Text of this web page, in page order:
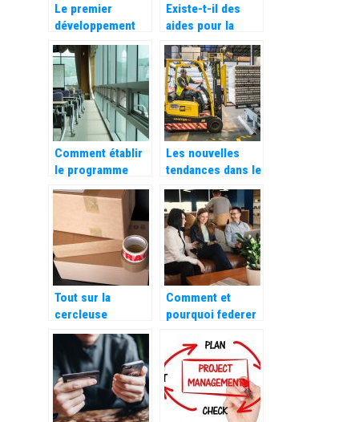
Le premier
développement
est de faire
fonctionner
correctement ce
qui existe déjà
Existe-t-il des
aides pour la
gestion d’une
association ?
Comment établir
le programme
d’un évènement ?
Les nouvelles
tendances dans le
stockage et
l’aménagement
professionnel
Tout sur la
cercleuse
automatique!
Comment et
pourquoi federer
travail ?